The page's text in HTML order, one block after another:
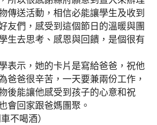
傳送活動，相信必能讓學生及收到
友們，感受到這個節日的溫暖與團
生去思考、感恩與回饋，是個很有
表示，她的卡片是寫給爸爸，祝他
爸爸很辛苦，一天要兼兩份工作，
後能讓他感受到孩子的心意和祝
會回家跟爸媽團聚。
不喝酒）